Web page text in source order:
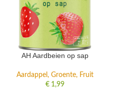
AH Aardbeien op sap
Aardappel, Groente, Fruit
€1,99